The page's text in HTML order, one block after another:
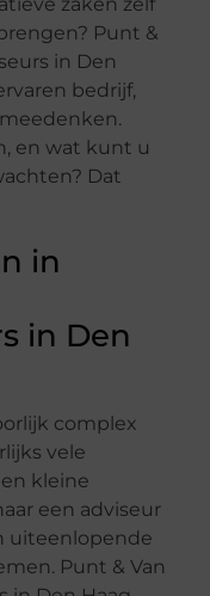
Punt &
in Den
bedrijf,
en wat kunt u
Dat
in
in Den
complex
vele
kleine
een adviseur
uiteenlopende
Punt & Van